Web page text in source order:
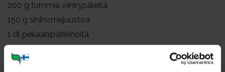
200 g tummia viinirypäleitä
150 g sinihomejuustoa
1 dl pekaanipähkinöitä
Kastike